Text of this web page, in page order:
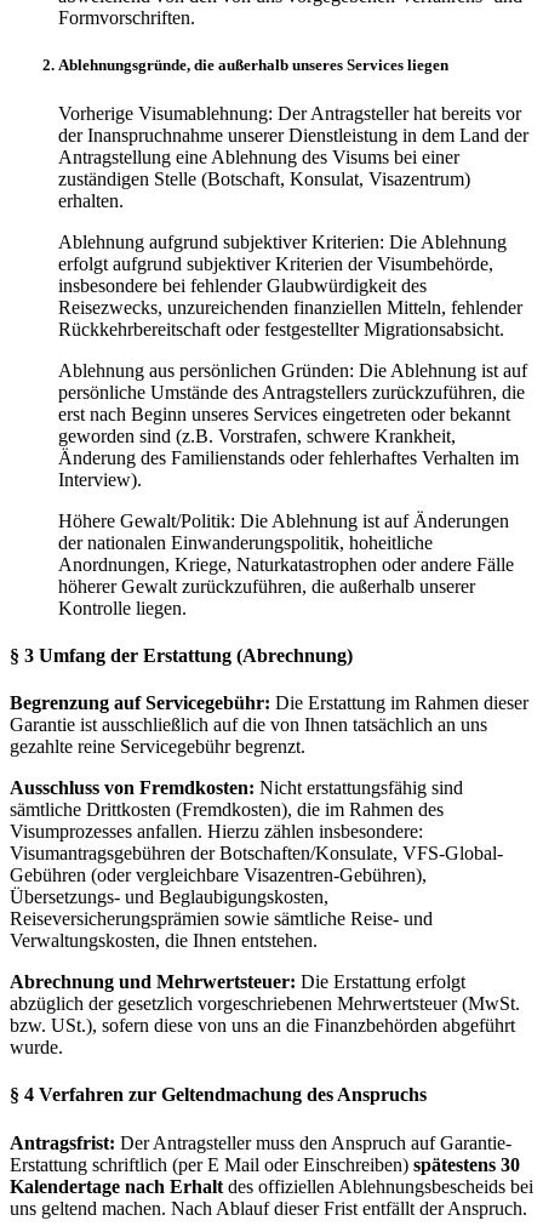
Formvorschriften.
Ablehnungsgründe, die außerhalb unseres Services liegen
Vorherige Visumablehnung: Der Antragsteller hat bereits vor
der Inanspruchnahme unserer Dienstleistung in dem Land der
Antragstellung eine Ablehnung des Visums bei einer
zuständigen Stelle (Botschaft, Konsulat, Visazentrum)
erhalten.
Ablehnung aufgrund subjektiver Kriterien: Die Ablehnung
erfolgt aufgrund subjektiver Kriterien der Visumbehörde,
insbesondere bei fehlender Glaubwürdigkeit des
Reisezwecks, unzureichenden finanziellen Mitteln, fehlender
Rückkehrbereitschaft oder festgestellter Migrationsabsicht.
Ablehnung aus persönlichen Gründen: Die Ablehnung ist auf
persönliche Umstände des Antragstellers zurückzuführen, die
erst nach Beginn unseres Services eingetreten oder bekannt
geworden sind (z.B. Vorstrafen, schwere Krankheit,
Änderung des Familienstands oder fehlerhaftes Verhalten im
Interview).
Höhere Gewalt/Politik: Die Ablehnung ist auf Änderungen
der nationalen Einwanderungspolitik, hoheitliche
Anordnungen, Kriege, Naturkatastrophen oder andere Fälle
höherer Gewalt zurückzuführen, die außerhalb unserer
Kontrolle liegen.
§ 3 Umfang der Erstattung (Abrechnung)
Begrenzung auf Servicegebühr: Die Erstattung im Rahmen dieser
Garantie ist ausschließlich auf die von Ihnen tatsächlich an uns
gezahlte reine Servicegebühr begrenzt.
Ausschluss von Fremdkosten: Nicht erstattungsfähig sind
sämtliche Drittkosten (Fremdkosten), die im Rahmen des
Visumprozesses anfallen. Hierzu zählen insbesondere:
Visumantragsgebühren der Botschaften/Konsulate, VFS-Global-
Gebühren (oder vergleichbare Visazentren-Gebühren),
Übersetzungs- und Beglaubigungskosten,
Reiseversicherungsprämien sowie sämtliche Reise- und
Verwaltungskosten, die Ihnen entstehen.
Abrechnung und Mehrwertsteuer: Die Erstattung erfolgt
abzüglich der gesetzlich vorgeschriebenen Mehrwertsteuer (MwSt.
bzw. USt.), sofern diese von uns an die Finanzbehörden abgeführt
wurde.
§ 4 Verfahren zur Geltendmachung des Anspruchs
Antragsfrist: Der Antragsteller muss den Anspruch auf Garantie-
Erstattung schriftlich (per E Mail oder Einschreiben) spätestens 30
Kalendertage nach Erhalt des offiziellen Ablehnungsbescheids bei
uns geltend machen. Nach Ablauf dieser Frist entfällt der Anspruch.